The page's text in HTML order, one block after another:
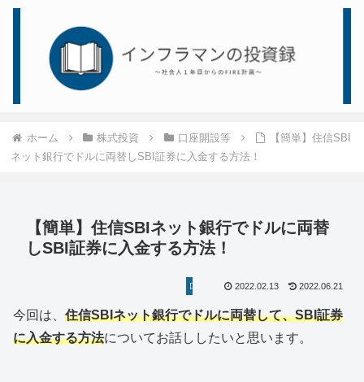
ホーム 株式投資 口座開設等
【簡単】住信SBI
ネット銀行でドルに両替しSBI証券に入金する方法！
【簡単】住信SBIネット銀行でドルに両替
しSBI証券に入金する方法！
口座開設等 2022.02.13 2022.06.21
今回は、 住信SBIネット銀行でドルに両替して、SBI証券
に入金する方法についてお話ししたいと思います。